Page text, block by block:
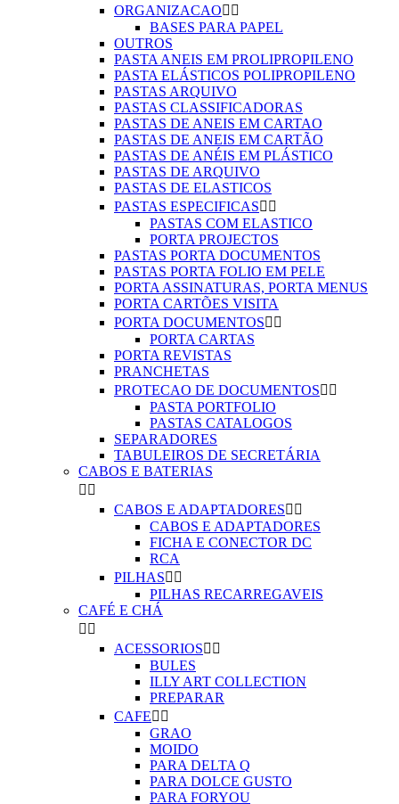
ORGANIZACAO 
BASES PARA PAPEL
OUTROS
PASTA ANEIS EM PROLIPROPILENO
PASTA ELÁSTICOS POLIPROPILENO
PASTAS ARQUIVO
PASTAS CLASSIFICADORAS
PASTAS DE ANEIS EM CARTAO
PASTAS DE ANEIS EM CARTÃO
PASTAS DE ANÉIS EM PLÁSTICO
PASTAS DE ARQUIVO
PASTAS DE ELASTICOS
PASTAS ESPECIFICAS 
PASTAS COM ELASTICO
PORTA PROJECTOS
PASTAS PORTA DOCUMENTOS
PASTAS PORTA FOLIO EM PELE
PORTA ASSINATURAS, PORTA MENUS
PORTA CARTÕES VISITA
PORTA DOCUMENTOS 
PORTA CARTAS
PORTA REVISTAS
PRANCHETAS
PROTECAO DE DOCUMENTOS 
PASTA PORTFOLIO
PASTAS CATALOGOS
SEPARADORES
TABULEIROS DE SECRETÁRIA
CABOS E BATERIAS
 
CABOS E ADAPTADORES 
CABOS E ADAPTADORES
FICHA E CONECTOR DC
RCA
PILHAS 
PILHAS RECARREGAVEIS
CAFÉ E CHÁ
 
ACESSORIOS 
BULES
ILLY ART COLLECTION
PREPARAR
CAFE 
GRAO
MOIDO
PARA DELTA Q
PARA DOLCE GUSTO
PARA FORYOU